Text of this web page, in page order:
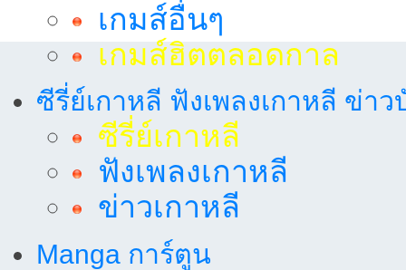
เกมส์อื่นๆ
เกมส์ฮิตตลอดกาล
ซีรี่ย์เกาหลี ฟังเพลงเกาหลี ข่าว
ซีรี่ย์เกาหลี
ฟังเพลงเกาหลี
ข่าวเกาหลี
Manga การ์ตูน